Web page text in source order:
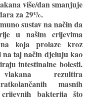
više/dan smanjuje
za 29%.
sustavna način da
u našim crijevima
koja prolaze kroz
na taj način djeluju kao
intestinalne bolesti.
rezultira
masnih
bakterija što